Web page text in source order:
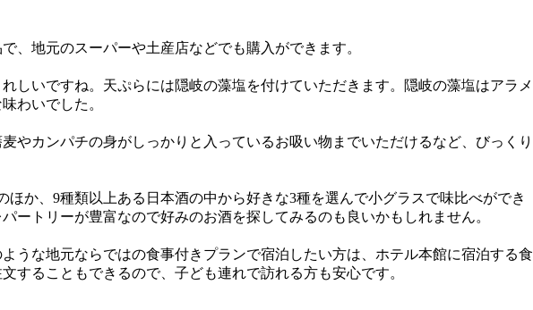
、地元のスーパーや土産店などでも購入ができます。
しいですね。天ぷらには隠岐の藻塩を付けていただきます。隠岐の藻塩はアラメ
わいでした。
やカンパチの身がしっかりと入っているお吸い物までいただけるなど、びっくり
か、9種類以上ある日本酒の中から好きな3種を選んで小グラスで味比べができ
トリーが豊富なので好みのお酒を探してみるのも良いかもしれません。
うな地元ならではの食事付きプランで宿泊したい方は、ホテル本館に宿泊する食
することもできるので、子ども連れで訪れる方も安心です。